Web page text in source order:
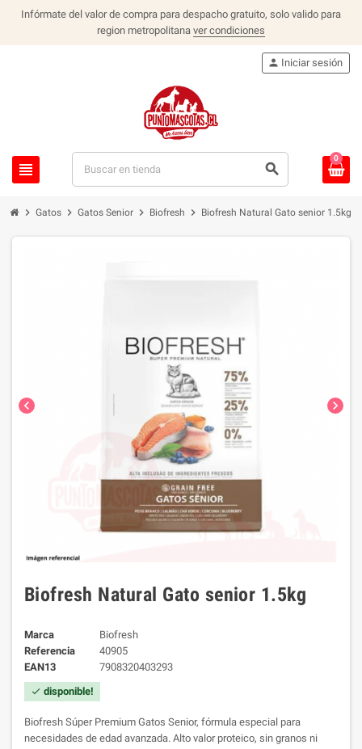
Infórmate del valor de compra para despacho gratuito, solo valido para
region metropolitana ver condiciones
view_headline search
person Iniciar sesión
0
chevron_right Gatos chevron_right Gatos Senior chevron_right Biofresh chevron_right Biofresh Natural Gato senior 1.5kg
chevron_left chevron_right
Biofresh Natural Gato senior 1.5kg
Marca
Biofresh
Referencia
40905
EAN13
7908320403293
check disponible!
Biofresh Súper Premium Gatos Senior, fórmula especial para
necesidades de edad avanzada. Alto valor proteico, sin granos ni